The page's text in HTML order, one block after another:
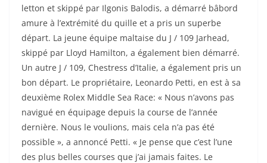
letton et skippé par Ilgonis Balodis, a démarré bâbord
amure à l’extrémité du quille et a pris un superbe
départ. La jeune équipe maltaise du J / 109 Jarhead,
skippé par Lloyd Hamilton, a également bien démarré.
Un autre J / 109, Chestress d’Italie, a également pris un
bon départ. Le propriétaire, Leonardo Petti, en est à sa
deuxième Rolex Middle Sea Race: « Nous n’avons pas
navigué en équipage depuis la course de l’année
dernière. Nous le voulions, mais cela n’a pas été
possible », a annoncé Petti. « Je pense que c’est l’une
des plus belles courses que j’ai jamais faites. Le